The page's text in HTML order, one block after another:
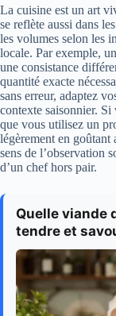
La cuisine est un art
se reflète aussi dans
les volumes selon les
locale. Par exemple,
une consistance
quantité exacte
sans erreur, adaptez
contexte saisonnier. Si
que vous utilisez un
légèrement en
sens de l’observation
d’un chef hors pair.
Quelle viande
tendre et